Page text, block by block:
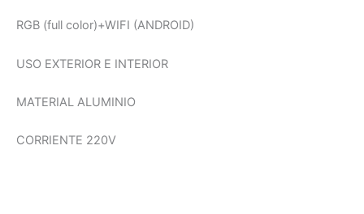
RGB (full color)+WIFI (ANDROID)
USO EXTERIOR E INTERIOR
MATERIAL ALUMINIO
CORRIENTE 220V